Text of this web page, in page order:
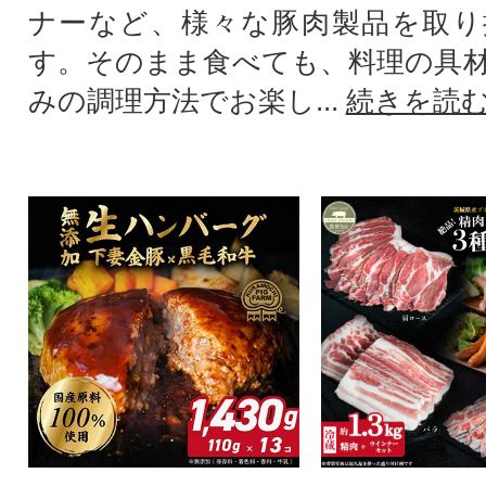
ナーなど、様々な豚肉製品を取
す。そのまま食べても、料理の具
みの調理方法でお楽し... 続きを読